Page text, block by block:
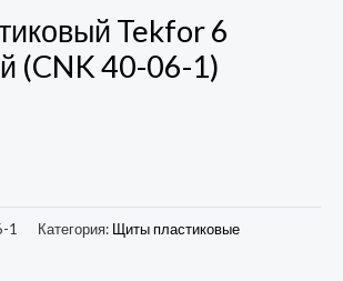
Tekfor 6
(CNK 40-06-1)
1 Категория: Щиты пластиковые